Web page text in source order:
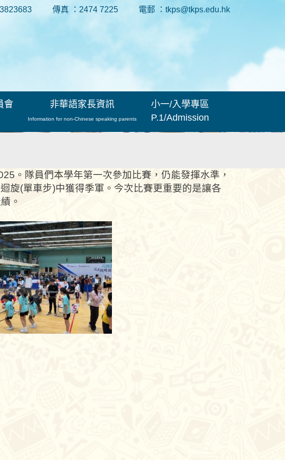
傳真 ：2474 7225 電郵 ：tkps@tkps.edu.hk
會
非華語家長資訊
Information for non-Chinese speaking parents
小一/入學專區
P.1/Admission
。隊員們本學年第一次參加比賽，仍能發揮水準，
旋(單車步)中獲得季軍。今次比賽更重要的是讓各
。